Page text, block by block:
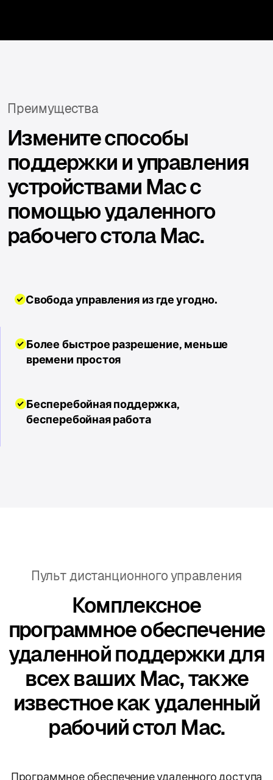
Преимущества
Измените способы
поддержки и управления
устройствами Mac с
помощью удаленного
рабочего стола Mac.
Свобода управления из где угодно.
Более быстрое разрешение, меньше
времени простоя
Бесперебойная поддержка,
бесперебойная работа
Пульт дистанционного управления
Комплексное
программное обеспечение
удаленной поддержки для
всех ваших Mac, также
известное как удаленный
рабочий стол Mac.
Программное обеспечение удаленного доступа